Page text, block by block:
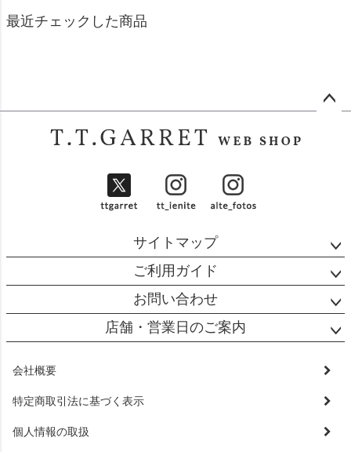
最近チェックした商品
サイトマップ
ご利用ガイド
お問い合わせ
店舗・営業日のご案内
会社概要
特定商取引法に基づく表示
個人情報の取扱